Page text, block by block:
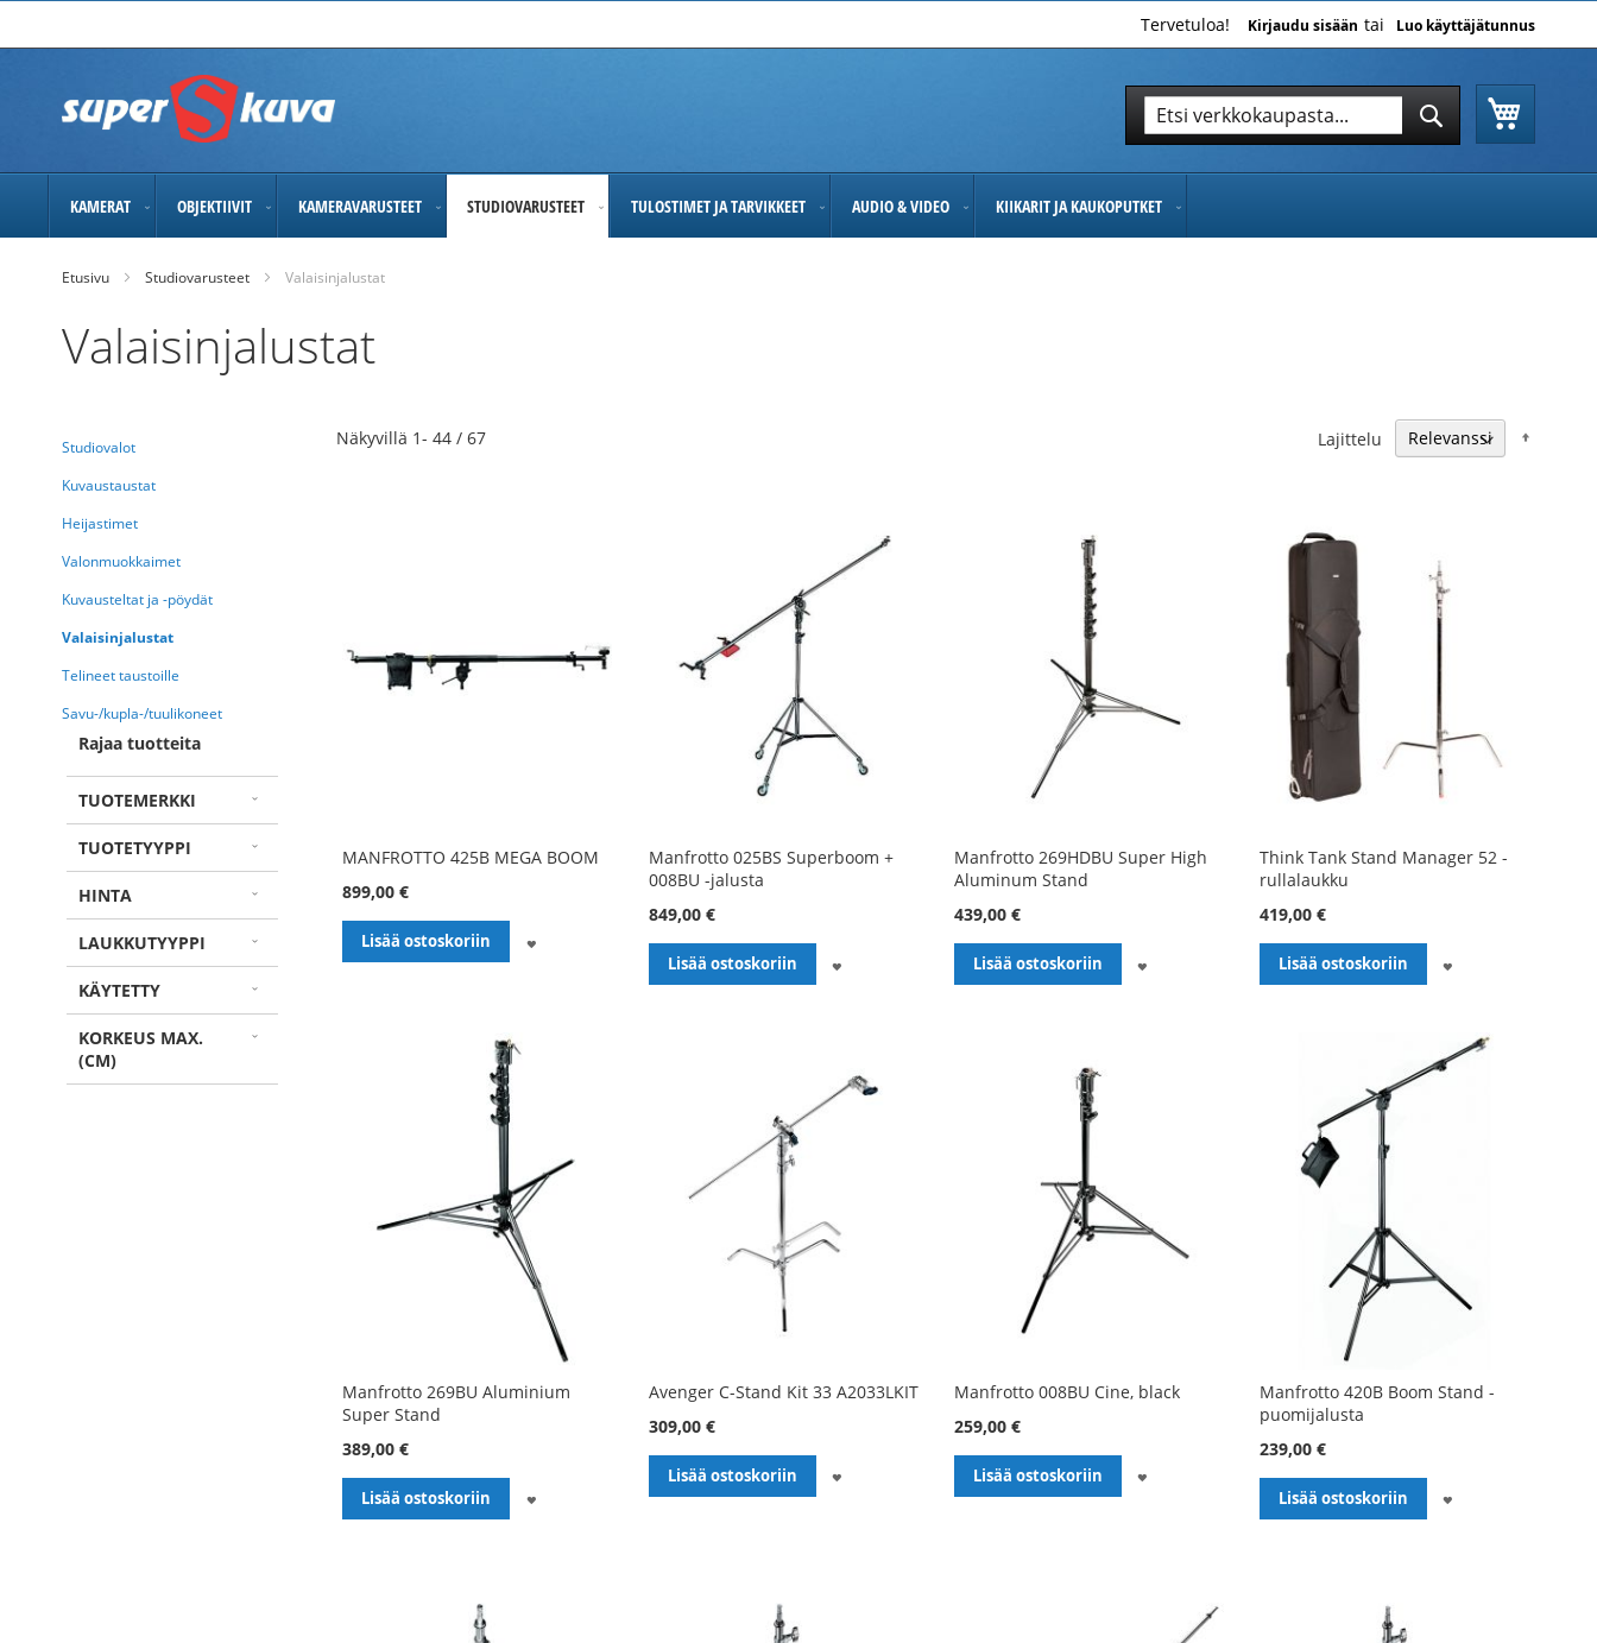
to
Tervetuloa! Kirjaudu sisään Luo käyttäjätunnus
Hae
KAMERAT OBJEKTIIVIT KAMERAVARUSTEET STUDIOVARUSTEET TULOSTIMET JA TARVIKKEET AUDIO & VIDEO KIIKARIT JA KAUKOPUTKET
Etusivu Studiovarusteet Valaisinjalustat
Valaisinjalustat
Näkyvillä 1-44 /67 Lajittelu
MANFROTTO 425B MEGA BOOM
899,00 €
Lisää ostoskoriin
TOIVELISTALLE
Manfrotto 025BS Superboom +
008BU -jalusta
849,00 €
Lisää ostoskoriin
Manfrotto 269HDBU Super High
Aluminum Stand
439,00 €
Lisää ostoskoriin
Think Tank Stand Manager 52 -
rullalaukku
419,00 €
Lisää ostoskoriin
Manfrotto 269BU Aluminium
Super Stand
389,00 €
Lisää ostoskoriin
Avenger C-Stand Kit 33 A2033LKIT
309,00 €
Lisää ostoskoriin
Manfrotto 008BU Cine, black
259,00 €
Lisää ostoskoriin
TOIVELISTALLE
Manfrotto 420B Boom Stand -
puomijalusta
239,00 €
Lisää ostoskoriin
Studiovalot
Kuvaustaustat
Heijastimet
Valonmuokkaimet
Kuvausteltat ja -pöydät
Valaisinjalustat
Telineet taustoille
Savu-/kupla-/tuulikoneet
Rajaa tuotteita
TUOTEMERKKI
TUOTETYYPPI
HINTA
LAUKKUTYYPPI
KÄYTETTY
KORKEUS MAX.
(CM)